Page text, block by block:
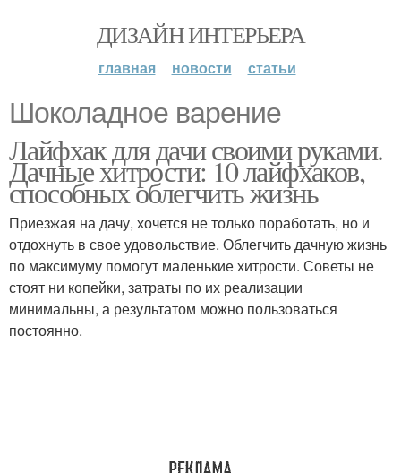
ДИЗАЙН ИНТЕРЬЕРА
главная новости статьи
Шоколадное варение
Лайфхак для дачи своими руками.
Дачные хитрости: 10 лайфхаков,
способных облегчить жизнь
Приезжая на дачу, хочется не только поработать, но и
отдохнуть в свое удовольствие. Облегчить дачную жизнь
по максимуму помогут маленькие хитрости. Советы не
стоят ни копейки, затраты по их реализации
минимальны, а результатом можно пользоваться
постоянно.